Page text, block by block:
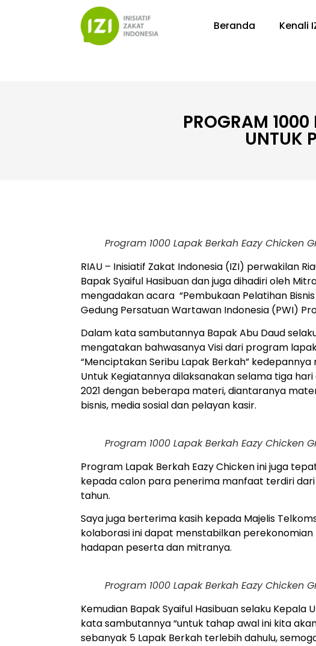
Beranda Kenali
PROGRAM 1000
UNTUK
Program 1000 Lapak Berkah Eazy Chicken
RIAU – Inisiatif Zakat Indonesia (IZI) perwakilan
Bapak Syaiful Hasibuan dan juga dihadiri oleh
mengadakan acara “Pembukaan Pelatihan
Gedung Persatuan Wartawan Indonesia (PWI)
Dalam kata sambutannya Bapak Abu Daud
mengatakan bahwasanya Visi dari program
“Menciptakan Seribu Lapak Berkah”
Untuk Kegiatannya dilaksanakan selama tiga
2021 dengan beberapa materi, diantaranya
bisnis, media sosial dan pelayan kasir.
Program 1000 Lapak Berkah Eazy Chicken
Program Lapak Berkah Eazy Chicken ini juga
kepada calon para penerima manfaat terdiri
tahun.
Saya juga berterima kasih kepada Majelis
kolaborasi ini dapat menstabilkan
hadapan peserta dan mitranya.
Program 1000 Lapak Berkah Eazy Chicken
Kemudian Bapak Syaiful Hasibuan selaku
kata sambutannya “untuk tahap awal ini kita
sebanyak 5 Lapak Berkah terlebih dahulu,